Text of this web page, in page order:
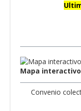
Mapa
Convenio